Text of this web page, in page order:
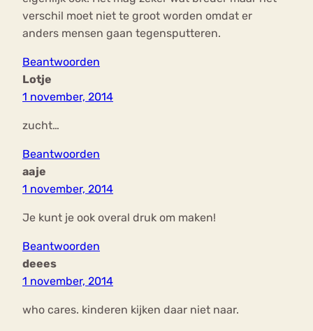
verschil moet niet te groot worden omdat er
anders mensen gaan tegensputteren.
Beantwoorden
Lotje
1 november, 2014
zucht…
Beantwoorden
aaje
1 november, 2014
Je kunt je ook overal druk om maken!
Beantwoorden
deees
1 november, 2014
who cares. kinderen kijken daar niet naar.